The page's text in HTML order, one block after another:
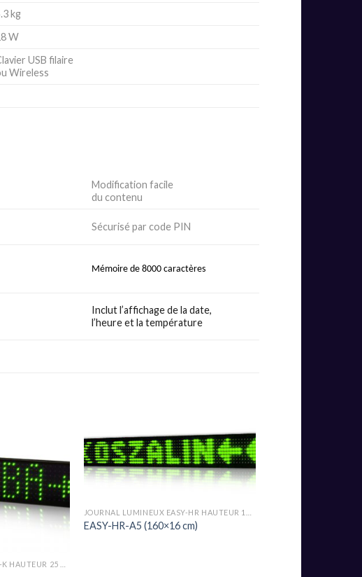
kg
W
USB filaire
Wireless
Modification facile
du contenu
Sécurisé par code PIN
Mémoire de 8000 caractères
Inclut l’affichage de la date,
l’heure et la température
EASY-HR-A5 (160×16 cm)